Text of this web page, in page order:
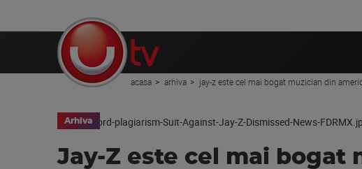
acasa arhiva jay-z este cel mai bogat muzician din
Arhiva
Jay-Z este cel mai bogat